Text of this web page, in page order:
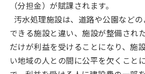
（分担金）が賦課されます。
汚水処理施設は、道路や公園など
できる施設と違い、施設が整備され
だけが利益を受けることになり、施
い地域の人との間に公平を欠くこと